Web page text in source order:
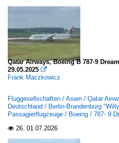
Qatar Airways, Boeing B 787-9
29.05.2025 
Frank Maczkowicz
Fluggesellschaften / Asien / Qatar
Deutschland / Berlin-Brandenburg
Passagierflugzeuge / Boeing / 787- 9
 26. 01.07.2026